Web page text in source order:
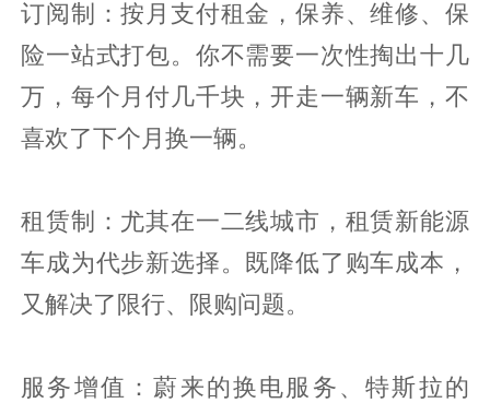
订阅制：按月支付租金，保养、维修、保
险一站式打包。你不需要一次性掏出十几
万，每个月付几千块，开走一辆新车，不
喜欢了下个月换一辆。
租赁制：尤其在一二线城市，租赁新能源
车成为代步新选择。既降低了购车成本，
又解决了限行、限购问题。
服务增值：蔚来的换电服务、特斯拉的